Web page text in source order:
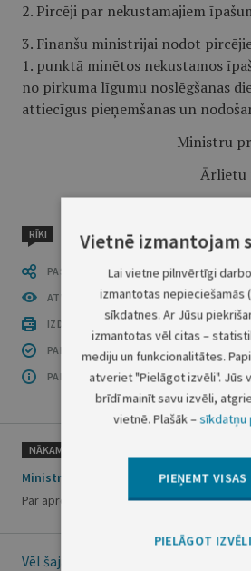
2. Pircēji par nekustamajiem
3. Finanšu ministrijai nodot
1. punktā minētos nekustamos
no pirkuma līgumu noslēgšanas
attiecīgus pieņemšanas un
Ministru
Ārlietu
RĪKI
PASTĀSTI CITIEM
ATVĒRT PUBLIKĀCIJU (PDF)
IZDRUKĀT PUBLIKĀCIJU
PAR INFORMĀCIJAS DROŠĪBU
PAR ŠO GRUPU
NĀKAMAIS
Ministru kabineta rīkojums Nr. 370
Par apropriācijas pārdali
Vēl šajā numurā
Vietnē izmantojam
Lai vietne pilnvērtīgi
izmantotas nepieciešamās
sīkdatnes. Ar Jūsu
izmantotas vēl citas –
mediju un funkcionalitātes.
atveriet "Pielāgot izvēli". Jūs
brīdī mainīt savu izvēli,
vietnē. Plašāk –sīkdatņu
PIEŅEMT VISAS
PIELĀGOT IZVĒLI